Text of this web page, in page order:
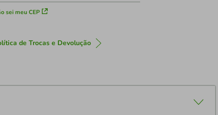
sei meu CEP
de Trocas e Devolução